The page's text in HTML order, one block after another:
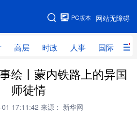
网站无障碍
PC版本
高层 时政 人事 国际 财
网站地图
层 时政 人事
全球连线
绘丨蒙内铁路上的异国
师徒情
17:11:42 来源： 新华网